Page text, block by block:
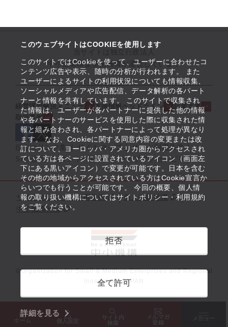
このウェブサイトはCOOKIEを使用します
このサイトではCookieを使って、ユーザーに合わせたコ
ンテンツ広告や表示、随時の分析が行われます。 また
ユーザーによるサイトの利用状況についても情報収集、
ソーシャルメディアや広告配信、データ解析の各パート
ナーと情報を共有しています。 このサイトで収集され
た情報は、ユーザーが各パートナーに提供した他の情報
や各パートナーのサービスを使用した際に収集された情
報と組み合わされ、各パートナーによって処理が異なり
ます。 なお、Cookieに関する同意内容の変更または改
訂について、ヨーロッパ・アメリカ圏からアクセスされ
ている方は各ページに設置されているアイコン（画面左
下にある黒いアイコン）で変更が可能です。日本を含む
その他の地域からアクセスされている方はCookie宣言か
らいつでも行うことが可能です。 今回の概要、個人情
報の取り扱い機構についてはサイトポリシー・利用規約
をご覧ください。
拒否
全て許可
詳細を見る
ホーム 個人設定
サイト内
検索
メルマガ
登録
中小企業基盤整備機構が運営しています
経営課題解決メニュー 支援情報ヘッドライン
起業支援
取組事例
役立つリンク集 サイトマップ
サイト利用条件
SNS公式アカウント一覧
ウェブアクセシビリティ
サイトポリシー・利用規約
個人情報保護
中小機構とは
©Organization for Small & Medium Enterprises and Regional
Innovation, JAPAN